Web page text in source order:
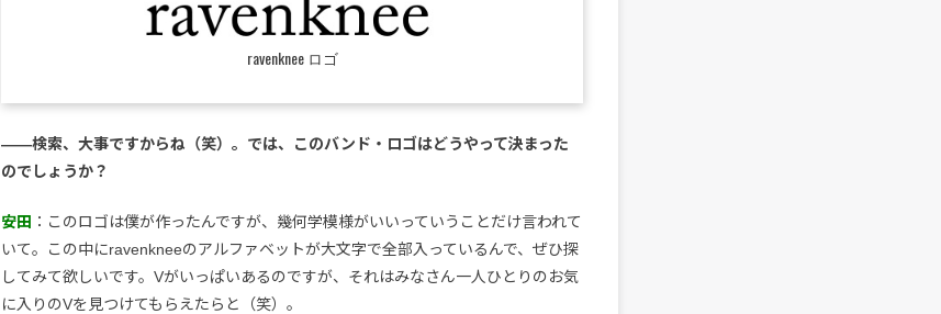
ravenknee ロゴ
――検索、大事ですからね（笑）。では、このバンド・ロゴはどうやって決まった
のでしょうか？
安田 ：このロゴは僕が作ったんですが、幾何学模様がいいっていうことだけ言われて
いて。この中にravenkneeのアルファベットが大文字で全部入っているんで、ぜひ探
してみて欲しいです。Vがいっぱいあるのですが、それはみなさん一人ひとりのお気
に入りのVを見つけてもらえたらと（笑）。